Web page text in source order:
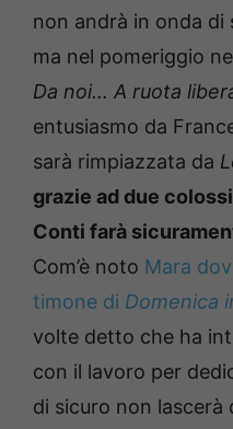
non andrà in onda di
ma nel pomeriggio
Da noi… A ruota
entusiasmo da
sarà rimpiazzata da
grazie ad due
Conti farà
Com’è noto Mara
timone di Domenica
volte detto che ha
con il lavoro per
di sicuro non